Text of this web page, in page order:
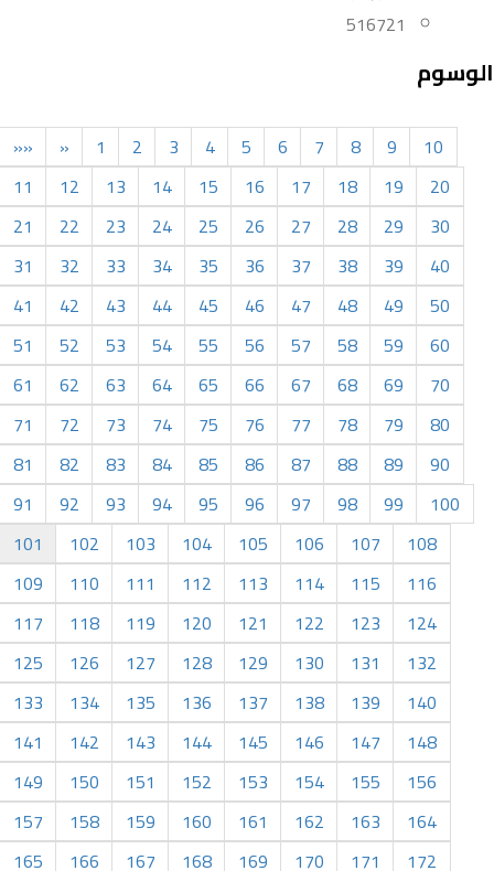
516721
الوسوم
«« « 1 2 3 4 5 6 7 8 9
10
11
12 13 14 15 16 17 18 19
20
21
22 23 24 25 26 27 28 29
30
31
32 33 34 35 36 37 38 39
40
41
42 43 44 45 46 47 48 49
50
51
52 53 54 55 56 57 58 59
60
61
62 63 64 65 66 67 68 69
70
71
72 73 74 75 76 77 78 79
80
81
82 83 84 85 86 87 88 89
90
91
92 93 94 95 96 97 98 99
100
101
102 103 104 105 106 107
108
109
110 111 112 113 114 115
116
117
118 119 120 121 122 123
124
125
126 127 128 129 130 131
132
133
134 135 136 137 138 139
140
141
142 143 144 145 146 147
148
149
150 151 152 153 154 155
156
157
158 159 160 161 162 163
164
165
166 167 168 169 170 171
172